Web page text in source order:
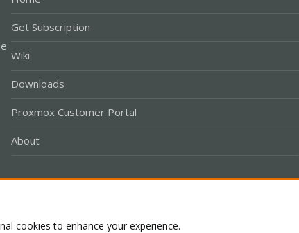
Get Subscription
Wiki
Downloads
Proxmox Customer Portal
About
cookies to enhance your experience.